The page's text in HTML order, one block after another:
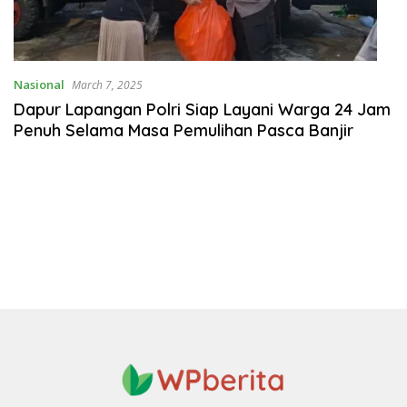
Nasional March 7, 2025
Dapur Lapangan Polri Siap Layani Warga 24 Jam
Penuh Selama Masa Pemulihan Pasca Banjir